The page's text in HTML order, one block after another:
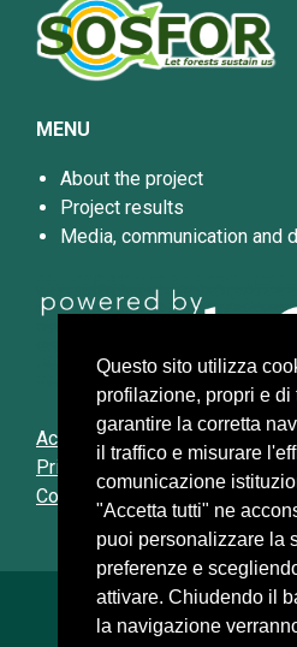
Questo sito utilizza
profilazione, propri e di
garantire la corretta
il traffico e misurare
comunicazione
"Accetta tutti" ne
puoi personalizzare la
preferenze e
attivare. Chiudendo il
la navigazione
MENU
About the project
Project results
Media, communication and
Accessibility
Privacy and cookies
Cookie settings
Università degli
Via Festa del Perdono,